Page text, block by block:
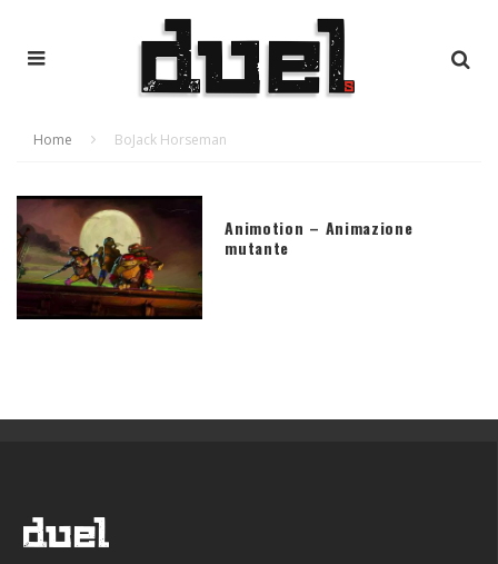
Home BoJack Horseman
Animotion – Animazione
mutante